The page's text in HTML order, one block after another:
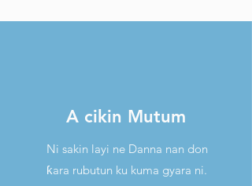
A cikin Mutum
Ni sakin layi ne Danna nan don
ƙara rubutun ku kuma gyara ni.